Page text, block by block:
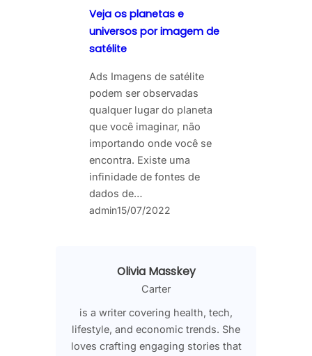
Veja os planetas e
universos por imagem de
satélite
Ads Imagens de satélite
podem ser observadas
qualquer lugar do planeta
que você imaginar, não
importando onde você se
encontra. Existe uma
infinidade de fontes de
dados de…
admin15/07/2022
Olivia Masskey
Carter
is a writer covering health, tech,
lifestyle, and economic trends. She
loves crafting engaging stories that